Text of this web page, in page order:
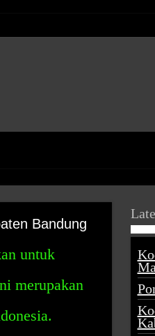
Bandung
untuk
merupakan